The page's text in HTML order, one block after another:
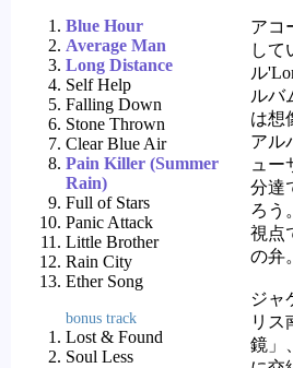
Blue Hour
Average Man
Long Distance
Self Help
Falling Down
Stone Thrown
Clear Blue Air
Pain Killer (Summer
Rain)
Full of Stars
Panic Attack
Little Brother
Rain City
Ether Song
bonus track
Lost & Found
Soul Less
アコ
して
ル
ルバ
は想
アル
ュー
分達
ろう
視点
の弁
ジャ
リス
鏡」